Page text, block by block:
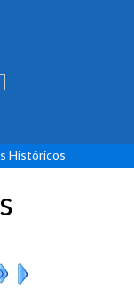
Históricos